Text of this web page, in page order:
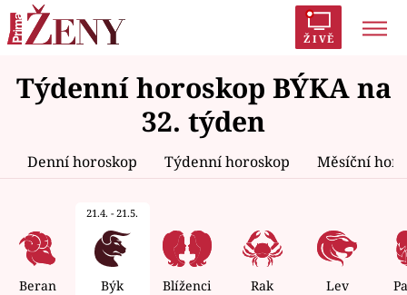
ŽIVĚ
Trendy: Polabí Inspekce Prostřeno!
AYTO?
Zrádci Proměny
Témata
Celebrity
Týdenní horoskop BÝKA na
32. týden
Denní horoskop Týdenní horoskop Měsíční
Beran
21.4. - 21.5.
Býk Blíženci Rak Lev